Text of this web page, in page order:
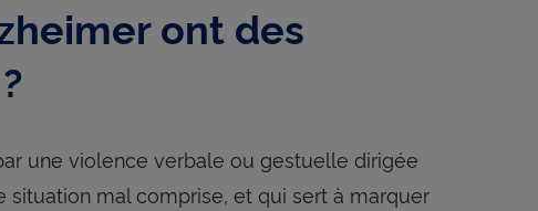
ont des
une violence verbale ou gestuelle dirigée
mal comprise, et qui sert à marquer